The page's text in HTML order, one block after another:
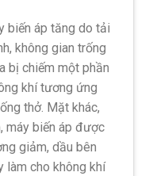
biến áp tăng do tải
không gian trống
bị chiếm một phần
khí tương ứng
thở. Mặt khác,
máy biến áp được
giảm, dầu bên
làm cho không khí